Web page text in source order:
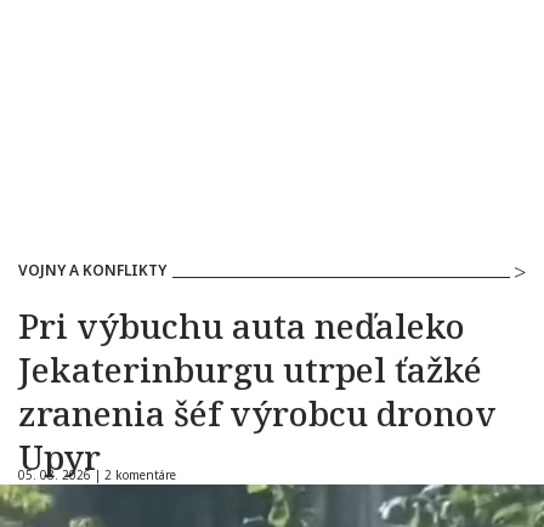
VOJNY A KONFLIKTY
Pri výbuchu auta neďaleko
Jekaterinburgu utrpel ťažké
zranenia šéf výrobcu dronov
Upyr
05. 08. 2026 | 2 komentáre